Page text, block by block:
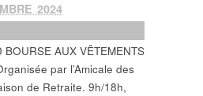
2024
AUX VÊTEMENTS
par l’Amicale des
de Retraite. 9h/18h,